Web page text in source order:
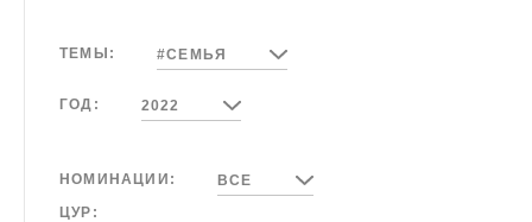
ТЕМЫ: #СЕМЬЯ
ГОД: 2022
НОМИНАЦИИ:
ВСЕ
ЦУР: